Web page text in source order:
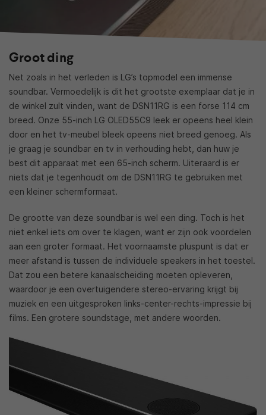
Groot ding
Net zoals in het verleden is LG’s topmodel een immense
soundbar. Vermoedelijk is dit het grootste exemplaar dat je in
de winkel zult vinden, want de DSN11RG is een forse 114 cm
breed. Onze 55-inch LG OLED55C9 leek er opeens heel klein
door en het tv-meubel bleek opeens niet breed genoeg. Als
je graag je soundbar en tv in verhouding hebt, dan huw je
best dit apparaat met een 65-inch scherm. Uiteraard is er
niets dat je tegenhoudt om de DSN11RG te gebruiken met
een kleiner schermformaat.
De grootte van deze soundbar is wel een ding. Toch is het
niet enkel iets om over te klagen, want er zijn ook voordelen
aan een groter formaat. Het voornaamste pluspunt is dat er
meer afstand is tussen de individuele speakers in het toestel.
Dat zou een betere kanaalscheiding moeten opleveren,
waardoor je een overtuigendere stereo-ervaring krijgt bij
muziek en een uitgesproken links-center-rechts-impressie bij
films. Een grotere soundstage, met andere woorden.